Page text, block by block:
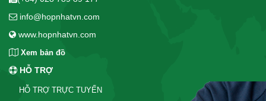
info@hopnhatvn.com
www.hopnhatvn.com
Xem bản đồ
HỖ TRỢ
HỖ TRỢ TRỰC TUYẾN